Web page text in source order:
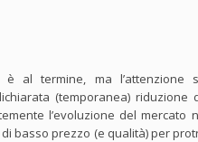
è al termine, ma
(temporanea) riduzione
l’evoluzione del mercato
basso prezzo (e qualità) per